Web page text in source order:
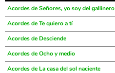
Acordes de Señores, yo soy del gallinero
Acordes de Te quiero a tí
Acordes de Desciende
Acordes de Ocho y medio
Acordes de La casa del sol naciente